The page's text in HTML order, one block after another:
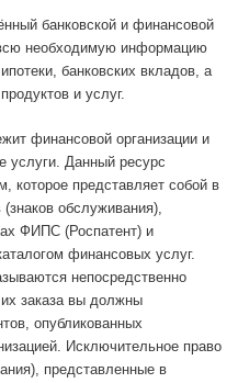
банковской и финансовой
необходимую информацию
банковских вкладов, а
и услуг.
финансовой организации и
услуги. Данный ресурс
которое представляет собой в
обслуживания),
ФИПС (Роспатент) и
финансовых услуг.
непосредственно
заказа вы должны
опубликованных
Исключительное право
представленные в